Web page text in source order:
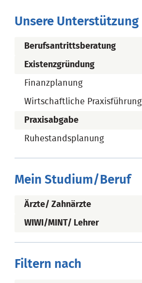
Unsere Unterstützung
Berufsantrittsberatung
Existenzgründung
Finanzplanung
Wirtschaftliche Praxisführung
Praxisabgabe
Ruhestandsplanung
Mein Studium/Beruf
Ärzte/ Zahnärzte
WIWI/MINT/ Lehrer
Filtern nach